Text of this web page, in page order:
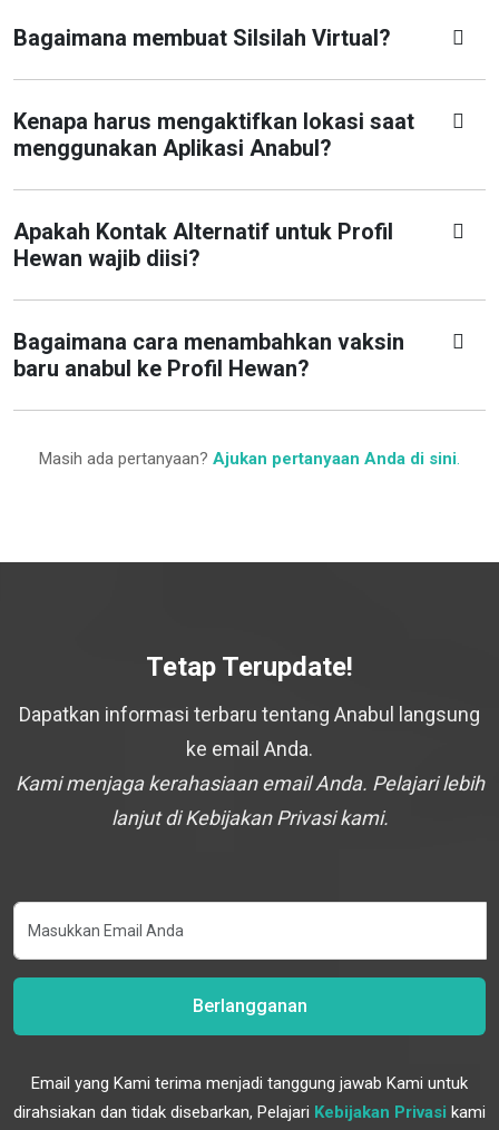
Bagaimana membuat Silsilah Virtual?
Kenapa harus mengaktifkan lokasi saat
menggunakan Aplikasi Anabul?
Apakah Kontak Alternatif untuk Profil
Hewan wajib diisi?
Bagaimana cara menambahkan vaksin
baru anabul ke Profil Hewan?
Masih ada pertanyaan? Ajukan pertanyaan Anda di sini.
Tetap Terupdate!
Dapatkan informasi terbaru tentang Anabul langsung
ke email Anda.
Kami menjaga kerahasiaan email Anda. Pelajari lebih
lanjut di Kebijakan Privasi kami.
Berlangganan
Email yang Kami terima menjadi tanggung jawab Kami untuk
dirahsiakan dan tidak disebarkan, Pelajari Kebijakan Privasi kami